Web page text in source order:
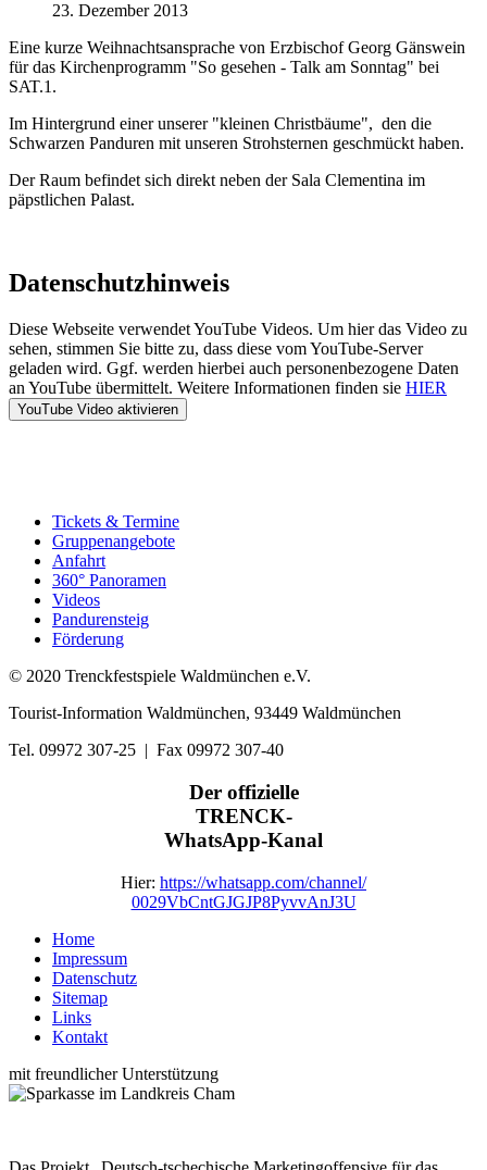
23. Dezember 2013
Eine kurze Weihnachtsansprache von Erzbischof Georg Gänswein
für das Kirchenprogramm "So gesehen - Talk am Sonntag" bei
SAT.1.
Im Hintergrund einer unserer "kleinen Christbäume", den die
Schwarzen Panduren mit unseren Strohsternen geschmückt haben.
Der Raum befindet sich direkt neben der Sala Clementina im
päpstlichen Palast.
Datenschutzhinweis
Diese Webseite verwendet YouTube Videos. Um hier das Video zu
sehen, stimmen Sie bitte zu, dass diese vom YouTube-Server
geladen wird. Ggf. werden hierbei auch personenbezogene Daten
an YouTube übermittelt. Weitere Informationen finden sie HIER
Tickets & Termine
Gruppenangebote
Anfahrt
360° Panoramen
Videos
Pandurensteig
Förderung
© 2020 Trenckfestspiele Waldmünchen e.V.
Tourist-Information Waldmünchen, 93449 Waldmünchen
Tel. 09972 307-25 | Fax 09972 307-40
Der offizielle
TRENCK-
WhatsApp-Kanal
Hier: https://whatsapp.com/channel/
0029VbCntGJGJP8PyvvAnJ3U
Home
Impressum
Datenschutz
Sitemap
Links
Kontakt
mit freundlicher Unterstützung